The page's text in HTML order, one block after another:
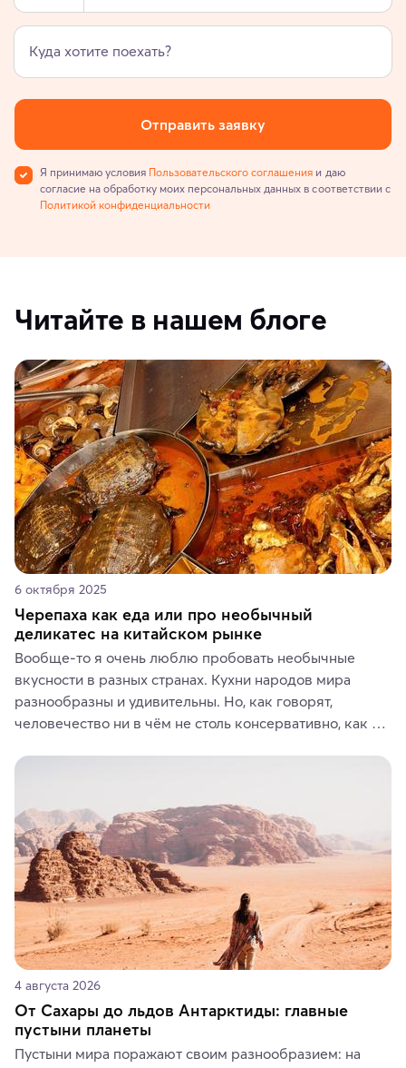
Куда хотите поехать?
Отправить заявку
Я принимаю условия Пользовательского соглашения и даю
согласие на обработку моих персональных данных в соответствии с
Политикой конфиденциальности
Читайте в нашем блоге
6 октября 2025
Черепаха как еда или про необычный
деликатес на китайском рынке
Вообще-то я очень люблю пробовать необычные
вкусности в разных странах. Кухни народов мира
разнообразны и удивительны. Но, как говорят,
человечество ни в чём не столь консервативно, как в
4 августа 2026
От Сахары до льдов Антарктиды: главные
пустыни планеты
Пустыни мира поражают своим разнообразием: на